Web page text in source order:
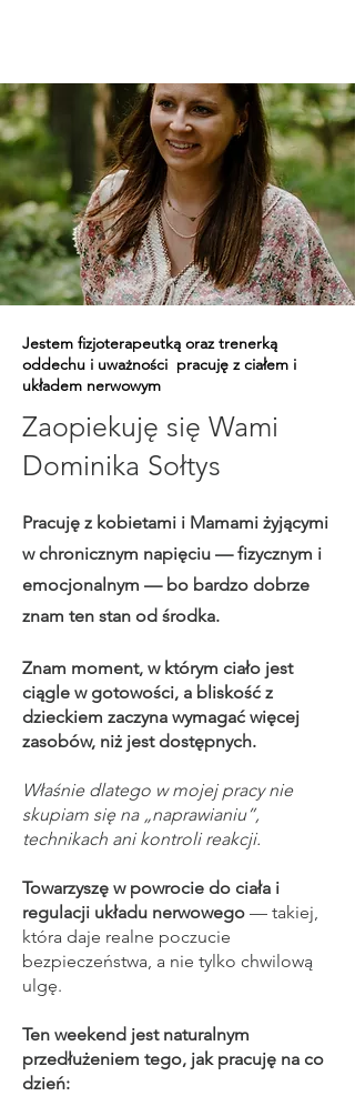
Jestem fizjoterapeutką oraz trenerką
oddechu i uważności pracuję z ciałem i
układem nerwowym
Zaopiekuję się Wami
Dominika Sołtys
Pracuję z kobietami i Mamami żyjącymi
w chronicznym napięciu — fizycznym i
emocjonalnym — bo bardzo dobrze
znam ten stan od środka.
Znam moment, w którym ciało jest
ciągle w gotowości, a bliskość z
dzieckiem zaczyna wymagać więcej
zasobów, niż jest dostępnych.
Właśnie dlatego w mojej pracy nie
skupiam się na „naprawianiu”,
technikach ani kontroli reakcji.
Towarzyszę w powrocie do ciała i
regulacji układu nerwowego — takiej,
która daje realne poczucie
bezpieczeństwa, a nie tylko chwilową
ulgę.
Ten weekend jest naturalnym
przedłużeniem tego, jak pracuję na co
dzień: